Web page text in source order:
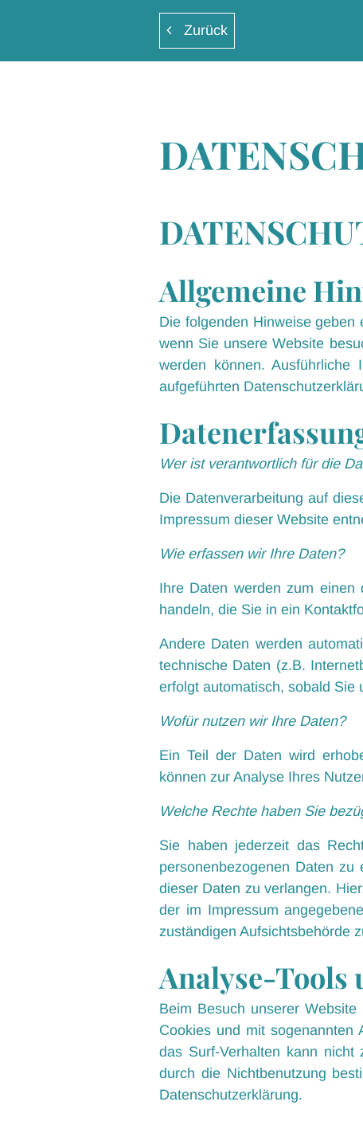
Zurück
Allgemeine
Die folgenden Hinweise geben
wenn Sie unsere Website
werden können. Ausführliche
aufgeführten
Wer ist verantwortlich für die
Die Datenverarbeitung auf
Impressum dieser Website
Wie erfassen wir Ihre Daten?
Ihre Daten werden zum
handeln, die Sie in ein
Andere Daten werden
technische Daten (z.B.
erfolgt automatisch, sobald Sie
Wofür nutzen wir Ihre Daten?
Ein Teil der Daten wird
können zur Analyse Ihres
Welche Rechte haben Sie
Sie haben jederzeit das
personenbezogenen Daten
dieser Daten zu verlangen.
der im Impressum
zuständigen Aufsichtsbehörde
Analyse-Tools
Beim Besuch unserer
Cookies und mit sogenannten
das Surf-Verhalten kann
durch die Nichtbenutzung
Datenschutzerklärung.